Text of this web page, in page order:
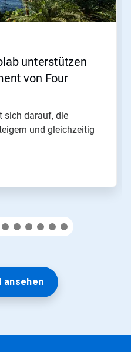
unterstützen
von Four
sich darauf, die
und gleichzeitig
ansehen